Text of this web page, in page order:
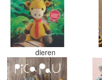
dieren